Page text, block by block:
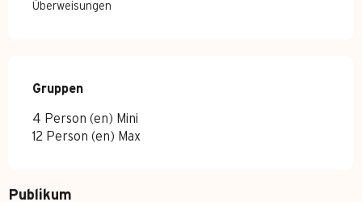
Überweisungen
Gruppen
Gruppen
4 Person (en) Mini
12 Person (en) Max
Publikum